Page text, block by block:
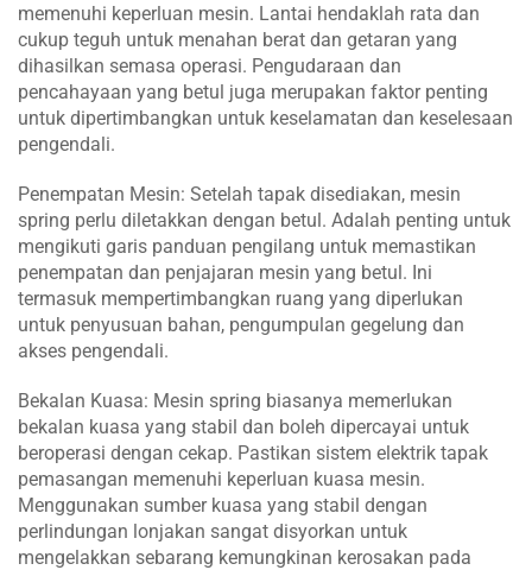
memenuhi keperluan mesin. Lantai hendaklah rata dan
cukup teguh untuk menahan berat dan getaran yang
dihasilkan semasa operasi. Pengudaraan dan
pencahayaan yang betul juga merupakan faktor penting
untuk dipertimbangkan untuk keselamatan dan keselesaan
pengendali.
Penempatan Mesin: Setelah tapak disediakan, mesin
spring perlu diletakkan dengan betul. Adalah penting untuk
mengikuti garis panduan pengilang untuk memastikan
penempatan dan penjajaran mesin yang betul. Ini
termasuk mempertimbangkan ruang yang diperlukan
untuk penyusuan bahan, pengumpulan gegelung dan
akses pengendali.
Bekalan Kuasa: Mesin spring biasanya memerlukan
bekalan kuasa yang stabil dan boleh dipercayai untuk
beroperasi dengan cekap. Pastikan sistem elektrik tapak
pemasangan memenuhi keperluan kuasa mesin.
Menggunakan sumber kuasa yang stabil dengan
perlindungan lonjakan sangat disyorkan untuk
mengelakkan sebarang kemungkinan kerosakan pada